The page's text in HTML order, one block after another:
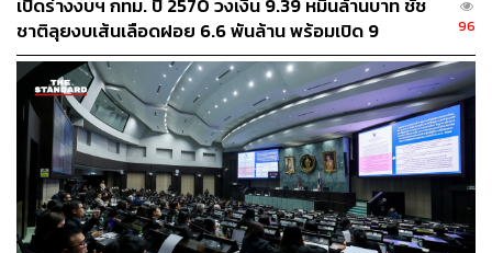
และเขตปทุมวัน เพราะเป็นเสมือนไข่แดงของเมือง
อีกหนึ่งปัจจัยที่นำมาพิจารณาร่วมด้วยคือระยะทางจากศูนย์
กำจัดขยะ กทม. ซึ่งเขตหนองแขมถือว่าใกล้โรงกำจัดขยะ
หนองแขมอยู่แล้ว ขณะที่เขตพญาไทและเขตปทุมวัน อยู่ไกล
จากโรงกำจัดขยะอ่อนนุช
เปิดร่างงบฯ กทม. ปี 2570 วงเงิน 9.39 หมื่นล้านบาท ชัช
ชาติลุยงบเส้นเลือดฝอย 6.6 พันล้าน พร้อมเปิด 9
ยุทธศาสตร์พัฒนาเมือง
96